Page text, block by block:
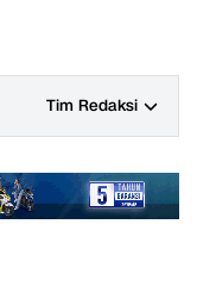
Tim Redaksi